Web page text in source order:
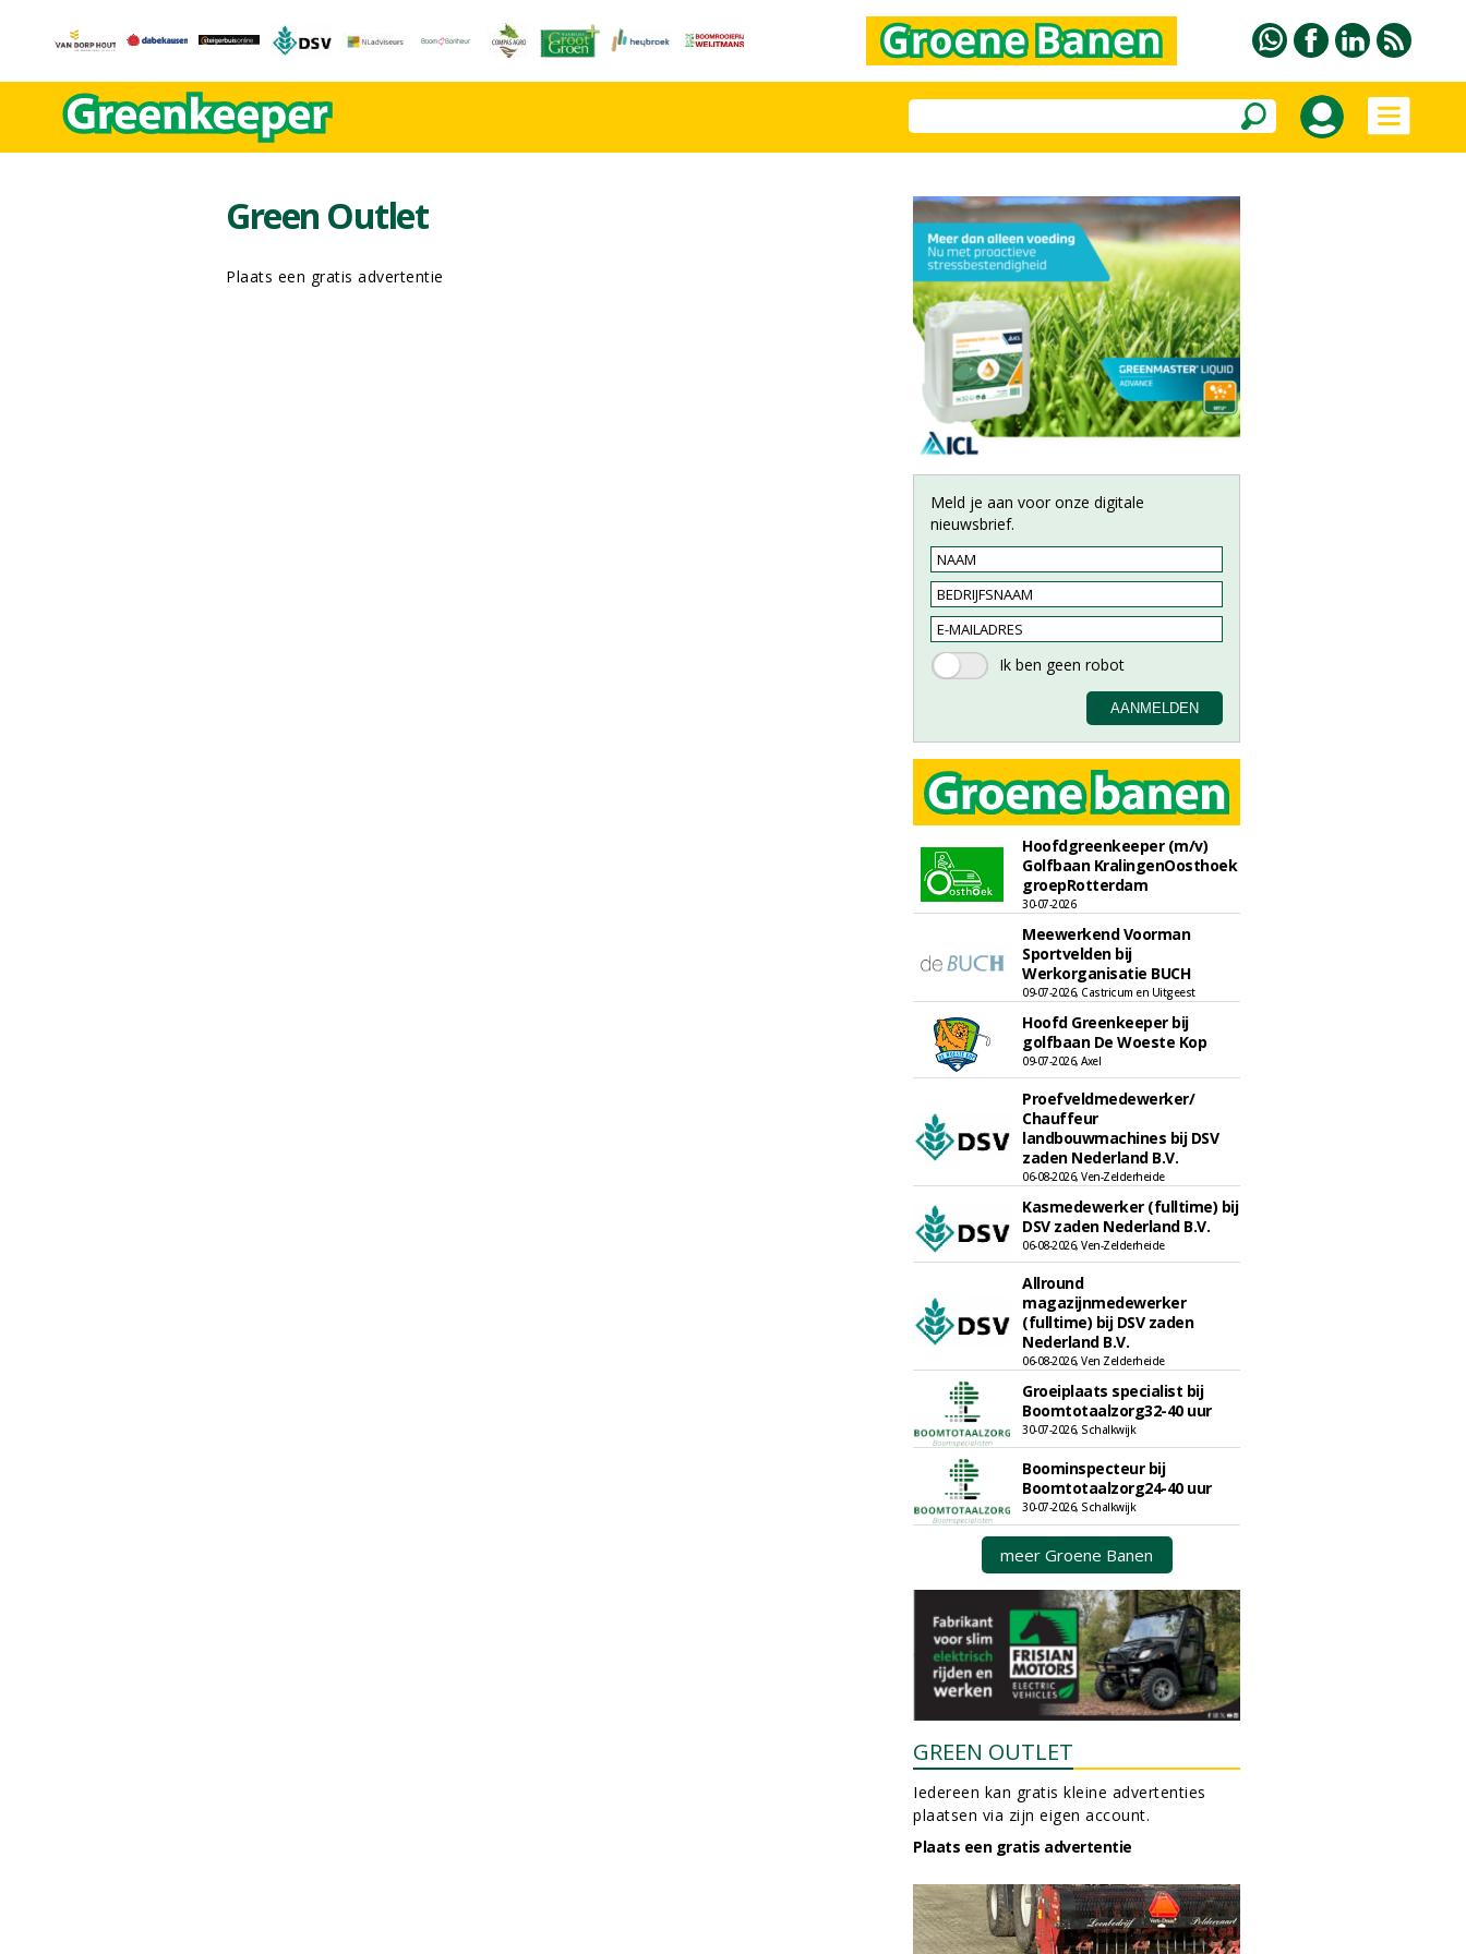
Green Outlet
Plaats een gratis advertentie
Meld je aan voor onze digitale
nieuwsbrief.
Hoofdgreenkeeper (m/v)
Golfbaan KralingenOosthoek
groepRotterdam
30-07-2026
Meewerkend Voorman
Sportvelden bij
Werkorganisatie BUCH
09-07-2026, Castricum en Uitgeest
Hoofd Greenkeeper bij
golfbaan De Woeste Kop
09-07-2026, Axel
Proefveldmedewerker/
Chauffeur
landbouwmachines bij DSV
zaden Nederland B.V.
06-08-2026, Ven-Zelderheide
Kasmedewerker (fulltime) bij
DSV zaden Nederland B.V.
06-08-2026, Ven-Zelderheide
Allround
magazijnmedewerker
(fulltime) bij DSV zaden
Nederland B.V.
06-08-2026, Ven Zelderheide
Groeiplaats specialist bij
Boomtotaalzorg32-40 uur
30-07-2026, Schalkwijk
Boominspecteur bij
Boomtotaalzorg24-40 uur
30-07-2026, Schalkwijk
meer Groene Banen
GREEN OUTLET
Iedereen kan gratis kleine advertenties
plaatsen via zijn eigen account.
Plaats een gratis advertentie